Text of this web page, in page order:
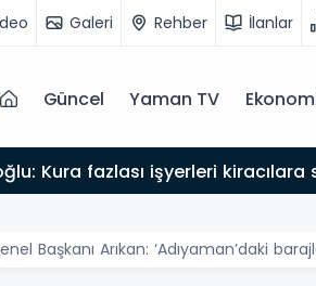
Galeri Rehber İlanlar
Güncel Yaman TV
Kura fazlası işyerleri kiracılara
Başkanı Arıkan: ‘Adıyaman’daki